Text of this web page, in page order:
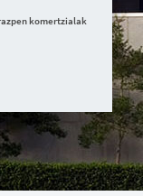
komertzialak